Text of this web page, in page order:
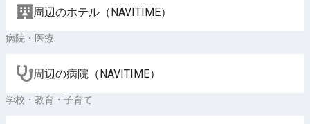
周辺のホテル（NAVITIME）
病院・医療
周辺の病院（NAVITIME）
学校・教育・子育て